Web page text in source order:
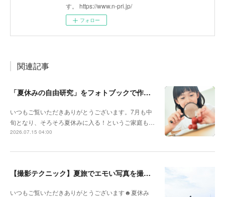
す。 https://www.n-pri.jp/
フォロー
関連記事
「夏休みの自由研究」をフォトブックで作ろう🔎
いつもご覧いただきありがとうございます。7月も中
旬となり、そろそろ夏休みに入る！というご家庭も…
2026.07.15 04:00
【撮影テクニック】夏旅でエモい写真を撮るポイント！
いつもご覧いただきありがとうございます☻夏休み